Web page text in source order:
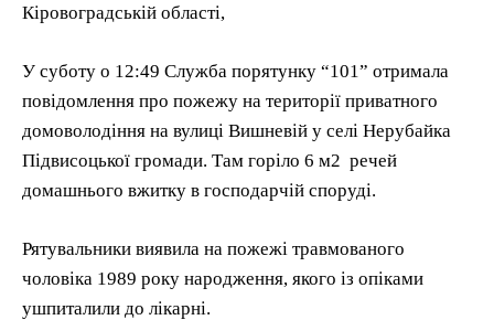
Кіровоградській області,
У суботу о 12:49 Служба порятунку “101” отримала
повідомлення про пожежу на території приватного
домоволодіння на вулиці Вишневій у селі Нерубайка
Підвисоцької громади. Там горіло 6 м2 речей
домашнього вжитку в господарчій споруді.
Рятувальники виявила на пожежі травмованого
чоловіка 1989 року народження, якого із опіками
ушпиталили до лікарні.